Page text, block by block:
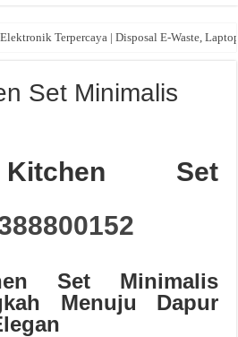
Terpercaya | Disposal E-Waste,
Set Minimalis
Set
Set Minimalis
Menuju Dapur